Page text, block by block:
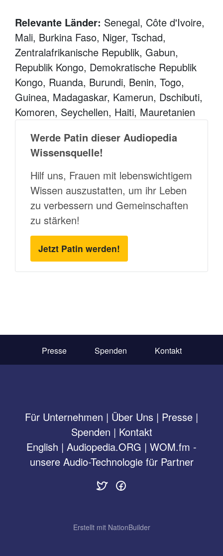
Relevante Länder: Senegal, Côte d'Ivoire,
Mali, Burkina Faso, Niger, Tschad,
Zentralafrikanische Republik, Gabun,
Republik Kongo, Demokratische Republik
Kongo, Ruanda, Burundi, Benin, Togo,
Guinea, Madagaskar, Kamerun, Dschibuti,
Komoren, Seychellen, Haiti, Mauretanien
Werde Patin dieser Audiopedia
Wissensquelle!
Hilf uns, Frauen mit lebenswichtigem
Wissen auszustatten, um ihr Leben
zu verbessern und Gemeinschaften
zu stärken!
Jetzt Patin werden!
Presse Spenden Kontakt
Für Unternehmen | Über Uns | Presse |
Spenden | Kontakt
English | Audiopedia.ORG | WOM.fm -
unsere Audio-Technologie für Partner
Erstellt mit NationBuilder